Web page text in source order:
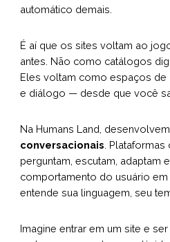
automático demais.
É aí que os sites voltam ao
antes. Não como catálogos
Eles voltam como espaços de
e diálogo — desde que você
Na Humans Land,
conversacionais .
perguntam, escutam, adaptam
comportamento do usuário
entende sua linguagem, seu
Imagine entrar em um site e